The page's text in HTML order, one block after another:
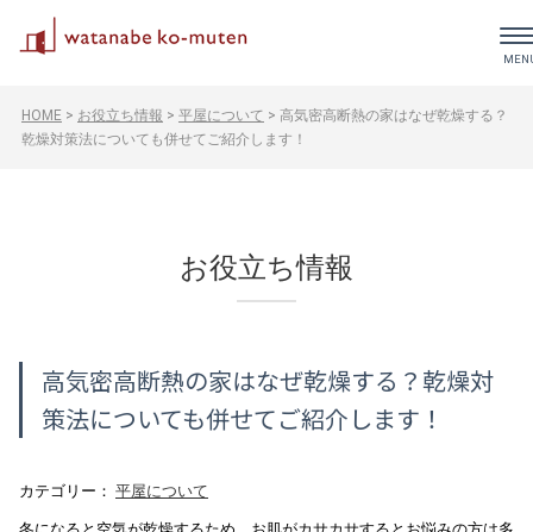
HOME > お役立ち情報 > 平屋について > 高気密高断熱の家はなぜ乾燥する？
乾燥対策法についても併せてご紹介します！
お役立ち情報
高気密高断熱の家はなぜ乾燥する？乾燥対
策法についても併せてご紹介します！
カテゴリー： 平屋について